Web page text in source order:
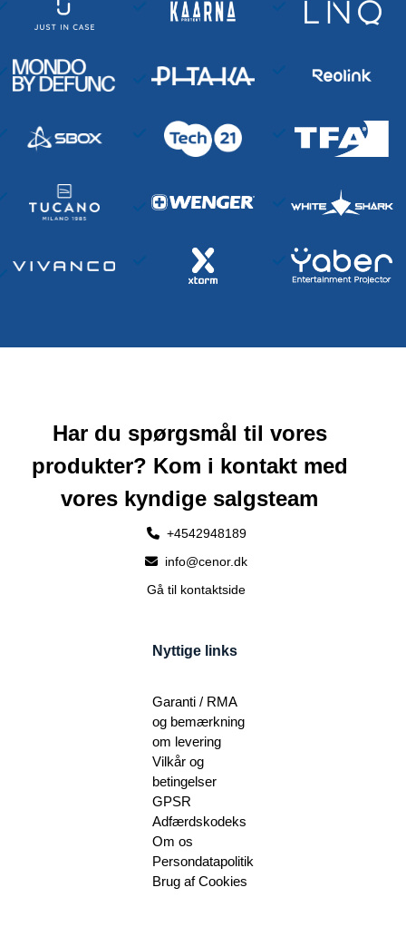
Har du spørgsmål til vores
produkter? Kom i kontakt med
vores kyndige salgsteam
+4542948189
info@cenor.dk
Gå til kontaktside
Nyttige links
Garanti / RMA
og bemærkning
om levering
Vilkår og
betingelser
GPSR
Adfærdskodeks
Om os
Persondatapolitik
Brug af Cookies